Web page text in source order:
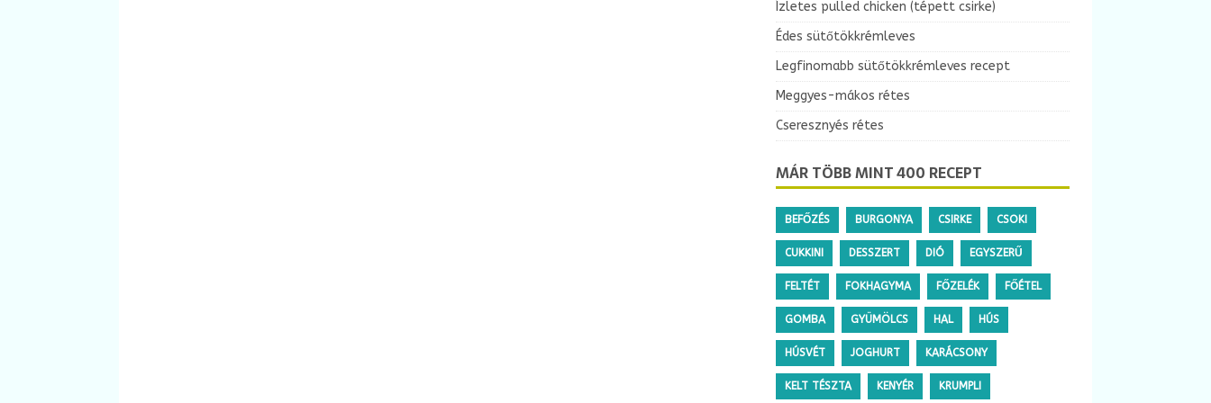
Ízletes pulled chicken (tépett csirke)
Édes sütőtökkrémleves
Legfinomabb sütőtökkrémleves recept
Meggyes-mákos rétes
Cseresznyés rétes
MÁR TÖBB MINT 400 RECEPT
BEFŐZÉS BURGONYA CSIRKE CSOKI
CUKKINI DESSZERT DIÓ EGYSZERŰ
FELTÉT FOKHAGYMA FŐZELÉK FŐÉTEL
GOMBA GYÜMÖLCS HAL HÚS
HÚSVÉT JOGHURT KARÁCSONY
KELT TÉSZTA KENYÉR KRUMPLI